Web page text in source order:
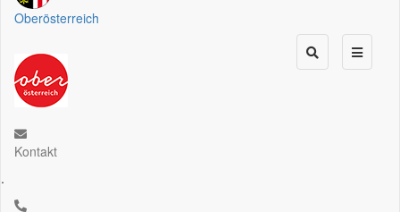
Oberösterreich
Kontakt
.